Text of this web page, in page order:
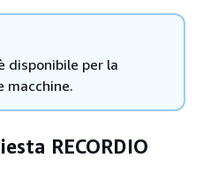
disponibile per la
macchine.
RECORDIO